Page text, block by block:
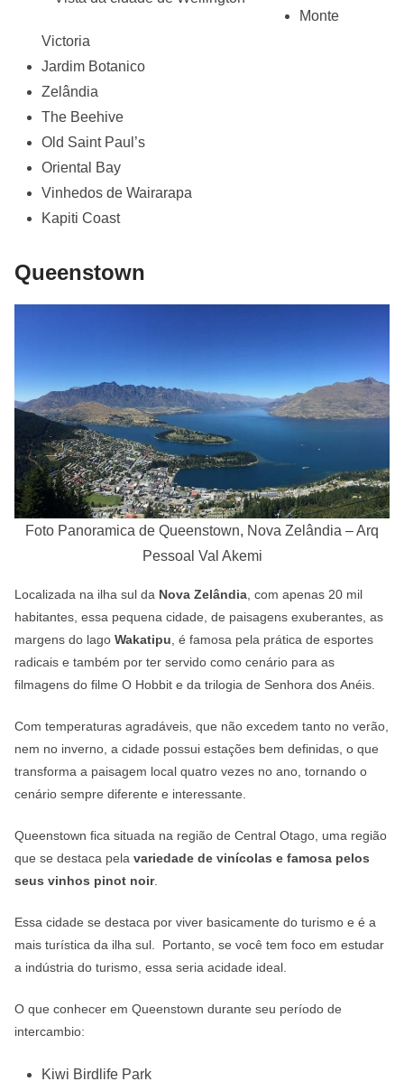
Monte
Victoria
Jardim Botanico
Zelândia
The Beehive
Old Saint Paul’s
Oriental Bay
Vinhedos de Wairarapa
Kapiti Coast
Queenstown
Foto Panoramica de Queenstown, Nova Zelândia – Arq
Pessoal Val Akemi
Localizada na ilha sul da Nova Zelândia, com apenas 20 mil
habitantes, essa pequena cidade, de paisagens exuberantes, as
margens do lago Wakatipu, é famosa pela prática de esportes
radicais e também por ter servido como cenário para as
filmagens do filme O Hobbit e da trilogia de Senhora dos Anéis.
Com temperaturas agradáveis, que não excedem tanto no verão,
nem no inverno, a cidade possui estações bem definidas, o que
transforma a paisagem local quatro vezes no ano, tornando o
cenário sempre diferente e interessante.
Queenstown fica situada na região de Central Otago, uma região
que se destaca pela variedade de vinícolas e famosa pelos
seus vinhos pinot noir.
Essa cidade se destaca por viver basicamente do turismo e é a
mais turística da ilha sul. Portanto, se você tem foco em estudar
a indústria do turismo, essa seria acidade ideal.
O que conhecer em Queenstown durante seu período de
intercambio:
Kiwi Birdlife Park